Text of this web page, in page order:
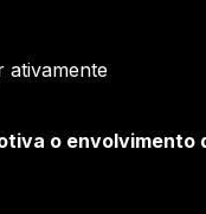
ativamente
o envolvimento